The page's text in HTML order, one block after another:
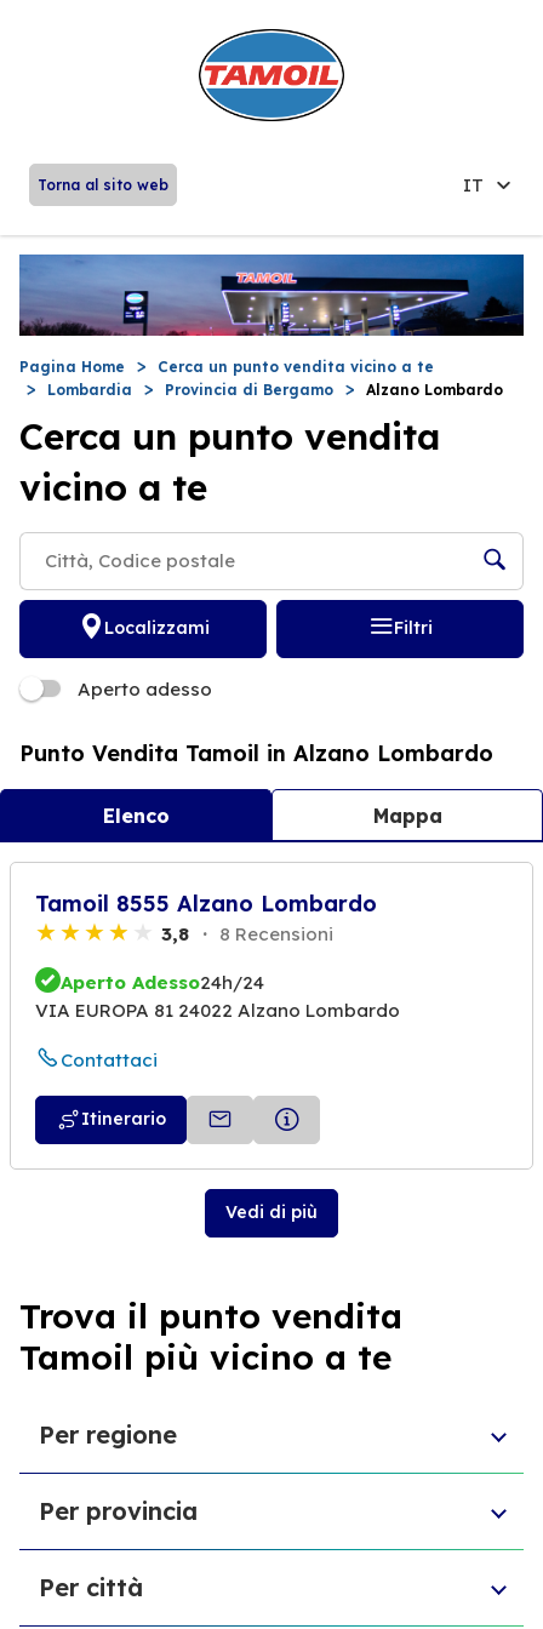
Torna al sito web IT
Pagina Home
Cerca un punto vendita vicino a te
Lombardia
Provincia di Bergamo Alzano Lombardo
Cerca un punto vendita
vicino a te
Localizzami Filtri
Aperto adesso
Punto Vendita Tamoil in Alzano Lombardo
Elenco Mappa
Tamoil 8555 Alzano Lombardo
3,8 8 Recensioni
Aperto Adesso24h/24
VIA EUROPA 81 24022 Alzano Lombardo
Contattaci
Itinerario
Vedi di più
Trova il punto vendita
Tamoil più vicino a te
Per regione
Sardegna
Puglia
Sicilia
Marche
Per provincia
Provincia di Forlì-Cesena
Provincia di Macerata
Per città